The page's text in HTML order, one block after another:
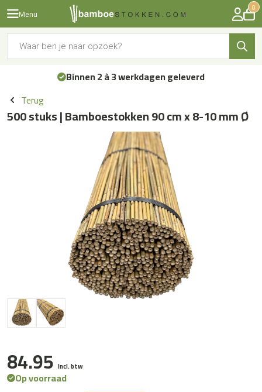
Menu 0
Producten
zoeken
Binnen 2 à 3 werkdagen geleverd
Terug
500 stuks | Bamboestokken 90 cm x 8-10 mm Ø
84.95 Incl. btw
Op voorraad